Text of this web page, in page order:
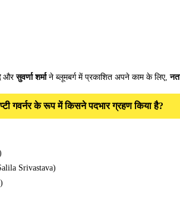
औरसुवर्णा शर्माने ब्लूमबर्ग में प्रकाशित अपने काम के लिए,
गवर्नर के रूप में किसने पदभार ग्रहण किया है?
Srivastava)